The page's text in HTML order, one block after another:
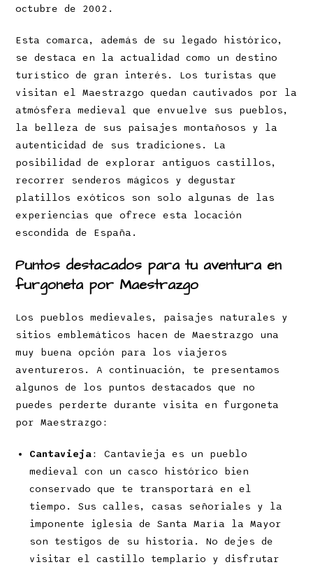
octubre de 2002.
Esta comarca, además de su legado histórico,
se destaca en la actualidad como un destino
turístico de gran interés. Los turistas que
visitan el Maestrazgo quedan cautivados por la
atmósfera medieval que envuelve sus pueblos,
la belleza de sus paisajes montañosos y la
autenticidad de sus tradiciones. La
posibilidad de explorar antiguos castillos,
recorrer senderos mágicos y degustar
platillos exóticos son solo algunas de las
experiencias que ofrece esta locación
escondida de España.
Puntos destacados para tu aventura en
furgoneta por Maestrazgo
Los pueblos medievales, paisajes naturales y
sitios emblemáticos hacen de Maestrazgo una
muy buena opción para los viajeros
aventureros. A continuación, te presentamos
algunos de los puntos destacados que no
puedes perderte durante visita en furgoneta
por Maestrazgo:
Cantavieja: Cantavieja es un pueblo
medieval con un casco histórico bien
conservado que te transportará en el
tiempo. Sus calles, casas señoriales y la
imponente iglesia de Santa María la Mayor
son testigos de su historia. No dejes de
visitar el castillo templario y disfrutar